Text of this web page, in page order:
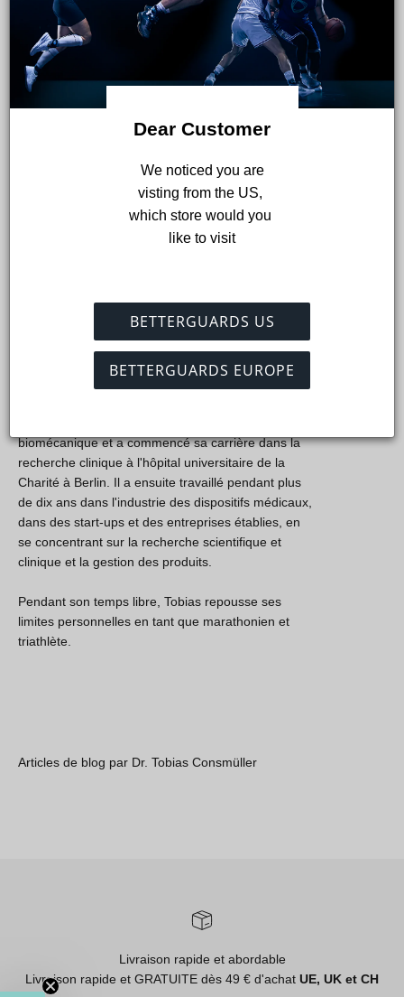
Directeur scientifique
biomécanique et a commencé sa carrière dans la
recherche clinique à l'hôpital universitaire de la
Charité à Berlin. Il a ensuite travaillé pendant plus
de dix ans dans l'industrie des dispositifs médicaux,
dans des start-ups et des entreprises établies, en
se concentrant sur la recherche scientifique et
clinique et la gestion des produits.
Pendant son temps libre, Tobias repousse ses
limites personnelles en tant que marathonien et
triathlète.
Articles de blog par Dr. Tobias Consmüller
Livraison rapide et abordable
Livraison rapide et GRATUITE dès 49 € d'achat UE, UK et CH
Dear Customer
visting from the US,
which store would you
like to visit
BETTERGUARDS US
BETTERGUARDS EUROPE